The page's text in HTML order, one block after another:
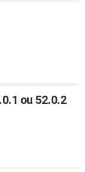
ou 52.0.2